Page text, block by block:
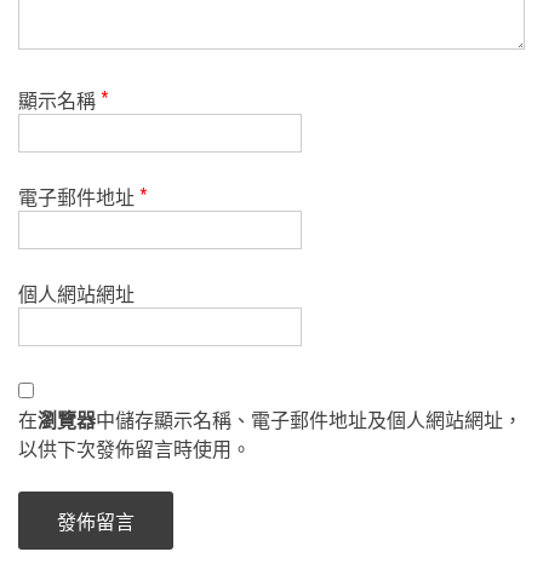
顯示名稱*
電子郵件地址*
個人網站網址
在瀏覽器中儲存顯示名稱、電子郵件地址及個人網站網址，
以供下次發佈留言時使用。